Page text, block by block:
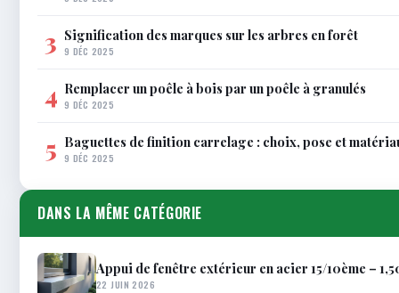
3 Signification des marques sur les arbres en forêt
9 DÉC 2025
4 Remplacer un poêle à bois par un poêle à granulés
9 DÉC 2025
5 Baguettes de finition carrelage : choix, pose et
9 DÉC 2025
DANS LA MÊME CATÉGORIE
Appui de fenêtre extérieur en acier 15/10ème –
22 JUIN 2026